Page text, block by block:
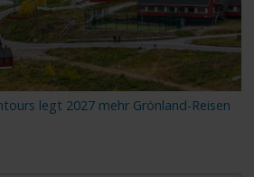
legt 2027 mehr Grönland-Reisen